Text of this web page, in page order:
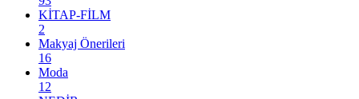
KİTAP-FİLM
2
Makyaj Önerileri
16
Moda
12